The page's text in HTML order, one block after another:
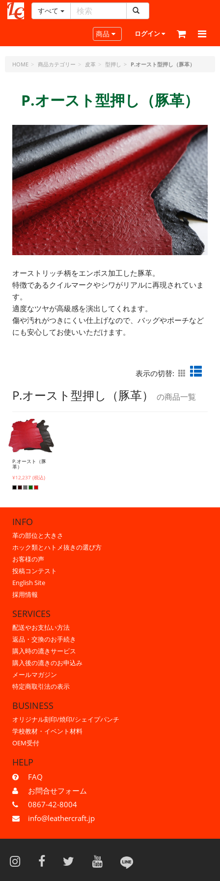
ー
ラ
ジ
ェ
ー
ピ
ー
すべて
Toggle navigation
商品 ログイン
HOME 商品カテゴリー 皮革 型押し P.オースト型押し（豚革）
P.オースト型押し（豚革）
オーストリッチ柄をエンボス加工した豚革。
特徴であるクイルマークやシワがリアルに再現されていま
す。
適度なツヤが高級感を演出してくれます。
傷や汚れがつきにくい仕上げなので、バッグやポーチなど
にも安心してお使いいただけます。
表示の切替:
P.オースト型押し（豚革） の商品一覧
P.オースト（豚
革）
¥12,237 (税込)
INFO
革の部位と大きさ
ホック類とハトメ抜きの選び方
お客様の声
投稿コンテスト
English Site
採用情報
SERVICES
配送やお支払い方法
返品・交換のお手続き
購入時の漉きサービス
購入後の漉きのお申込み
メールマガジン
特定商取引法の表示
BUSINESS
オリジナル刻印/焼印/シェイプパンチ
学校教材・イベント材料
OEM受付
HELP
FAQ
お問合せフォーム
0867-42-8004
info@leathercraft.jp